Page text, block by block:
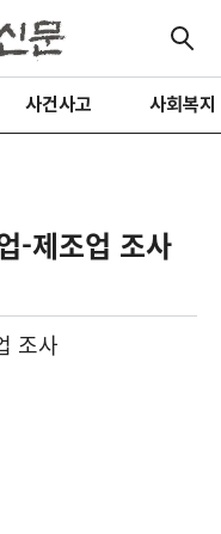
사건사고 사회복지
-제조업 조사
조사